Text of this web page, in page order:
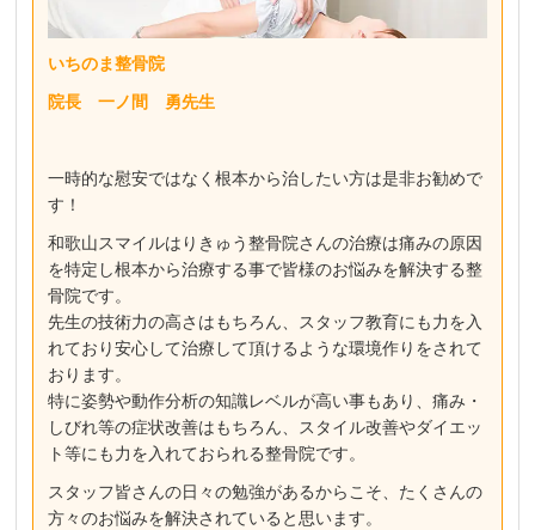
いちのま整骨院
院長 一ノ間 勇先生
一時的な慰安ではなく根本から治したい方は是非お勧めで
す！
和歌山スマイルはりきゅう整骨院さんの治療は痛みの原因
を特定し根本から治療する事で皆様のお悩みを解決する整
骨院です。
先生の技術力の高さはもちろん、スタッフ教育にも力を入
れており安心して治療して頂けるような環境作りをされて
おります。
特に姿勢や動作分析の知識レベルが高い事もあり、痛み・
しびれ等の症状改善はもちろん、スタイル改善やダイエッ
ト等にも力を入れておられる整骨院です。
スタッフ皆さんの日々の勉強があるからこそ、たくさんの
方々のお悩みを解決されていると思います。